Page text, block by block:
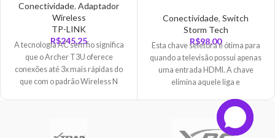
Conectividade, Adaptador
Wireless
TP-LINK
R$245,25
A tecnologia AC sem fio significa
que o Archer T3U oferece
conexões até 3x mais rápidas do
que com o padrão Wireless N
significa que o Archer T3U é capaz
Conectividade, Switch
Storm Tech
R$98,00
Esta chave seletora é ótima para
quando a televisão possui apenas
uma entrada HDMI. A chave
elimina aquele liga e